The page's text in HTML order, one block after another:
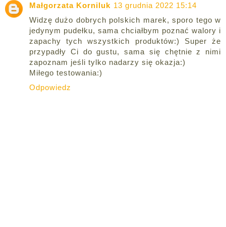
Małgorzata Korniluk 13 grudnia 2022 15:14
Widzę dużo dobrych polskich marek, sporo tego w
jedynym pudełku, sama chciałbym poznać walory i
zapachy tych wszystkich produktów:) Super że
przypadły Ci do gustu, sama się chętnie z nimi
zapoznam jeśli tylko nadarzy się okazja:)
Miłego testowania:)
Odpowiedz